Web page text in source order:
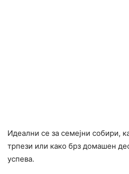
Идеални се за семејни собири,
трпези или како брз домашен
успева.